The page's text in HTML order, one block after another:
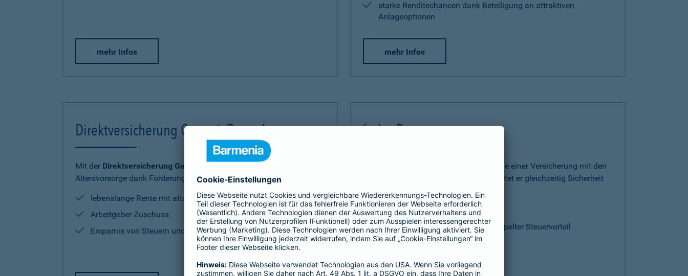
mehr Infos
starke Renditechancen dank Beteiligung an attraktiven
Anlageoptionen
mehr Infos
Direktversicherung GarantieRente Invest
Mit der Direktversicherung GarantieRente Invest
Altersvorsorge dank Förderung sicher und umfangreich auf.
lebenslange Rente mit attraktiver Renditechance
Arbeitgeber-Zuschuss
Ersparnis von Steuern und Sozialabgaben
Index Protect
kombiniert die Vorteile einer Versicherung mit den
Vorteilen einer Kapitalanlage. Somit bietet er gleichzeitig Sicherheit
und Renditechancen.
wählbare Beitragsgarantie
attraktive Renditechancen und doppelter Steuervorteil